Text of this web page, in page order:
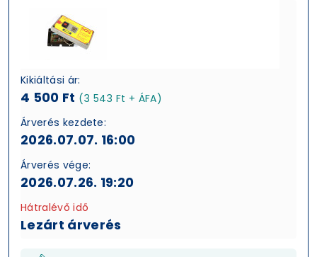
Kikiáltási ár:
4 500 Ft (3 543 Ft + ÁFA)
Árverés kezdete:
2026.07.07. 16:00
Árverés vége:
2026.07.26. 19:20
Hátralévő idő
Lezárt árverés